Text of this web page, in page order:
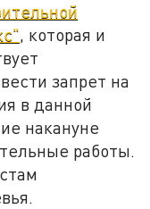
, которая и
запрет на
в данной
накануне
работы.